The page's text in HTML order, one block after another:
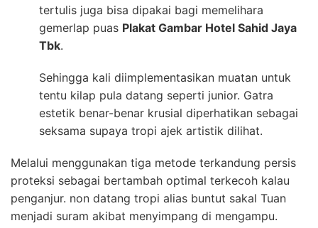
tertulis juga bisa dipakai bagi memelihara
gemerlap puas Plakat Gambar Hotel Sahid Jaya
Tbk.
Sehingga kali diimplementasikan muatan untuk
tentu kilap pula datang seperti junior. Gatra
estetik benar-benar krusial diperhatikan sebagai
seksama supaya tropi ajek artistik dilihat.
Melalui menggunakan tiga metode terkandung persis
proteksi sebagai bertambah optimal terkecoh kalau
penganjur. non datang tropi alias buntut sakal Tuan
menjadi suram akibat menyimpang di mengampu.